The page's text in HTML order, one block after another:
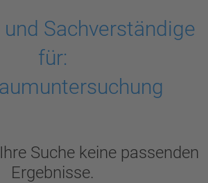
Sachverständige
für:
Suche keine passenden
Ergebnisse.